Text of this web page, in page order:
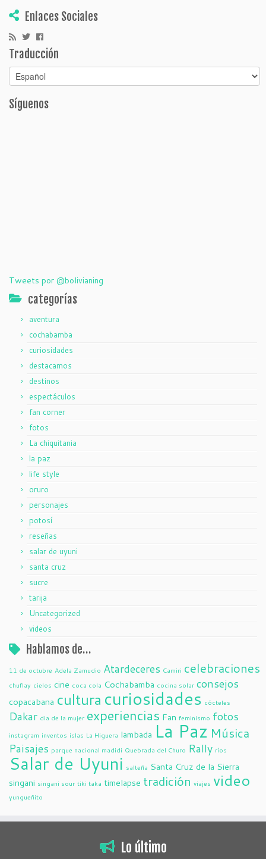
Enlaces Sociales
Traducción
Síguenos
Tweets por @bolivianing
categorías
aventura
cochabamba
curiosidades
destacamos
destinos
espectáculos
fan corner
fotos
La chiquitania
la paz
life style
oruro
personajes
potosí
reseñas
salar de uyuni
santa cruz
sucre
tarija
Uncategorized
videos
Hablamos de…
11 de octubre Adela Zamudio Atardeceres Camiri celebraciones
chuflay cielos cine coca cola Cochabamba cocina solar consejos
copacabana cultura curiosidades cócteles
Dakar dia de la mujer experiencias Fan feminismo fotos
instagram inventos islas La Higuera lambada La Paz Música
Paisajes parque nacional madidi Quebrada del Churo Rally ríos
Salar de Uyuni salteña Santa Cruz de la Sierra
singani singani sour tiki taka timelapse tradición viajes video
yungueñito
Lo último